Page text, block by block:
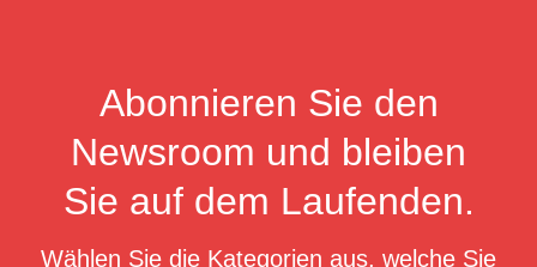
Abonnieren Sie den
Newsroom und bleiben
Sie auf dem Laufenden.
Wählen Sie die Kategorien aus, welche Sie